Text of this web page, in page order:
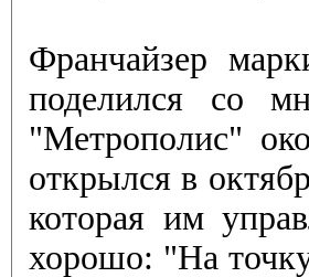
Франчайзер
поделился со
"Метрополис"
открылся в
которая им
хорошо: "На